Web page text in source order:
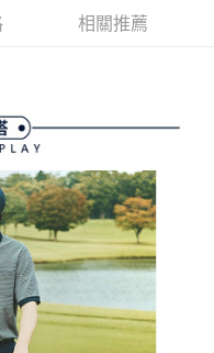
」於每月結算日後寄送繳費提
以下簡稱本公司）所提供，讓
，並由商店將買賣／分期付款
帳單繳交帳款。
關係目的，商店將以您的個人
哥大進項蒐集、處理及利用，
認、核對及更正。
oppay.tw/userRule
為交易完成。
但若您需要取消訂單，請聯絡
帳頁面顯示為準，若有關於
問，請聯繫「AFTEE先享後付
support/home
先享後付」服務完成之交
並將交易相關給付款項請求債
相關推薦